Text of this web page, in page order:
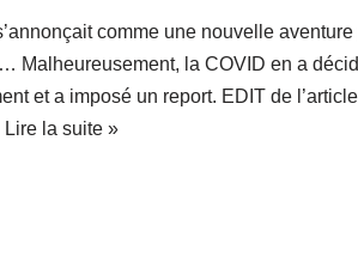
comme une nouvelle aventure
Malheureusement, la COVID en a
et a imposé un report. EDIT de
Lire la suite »